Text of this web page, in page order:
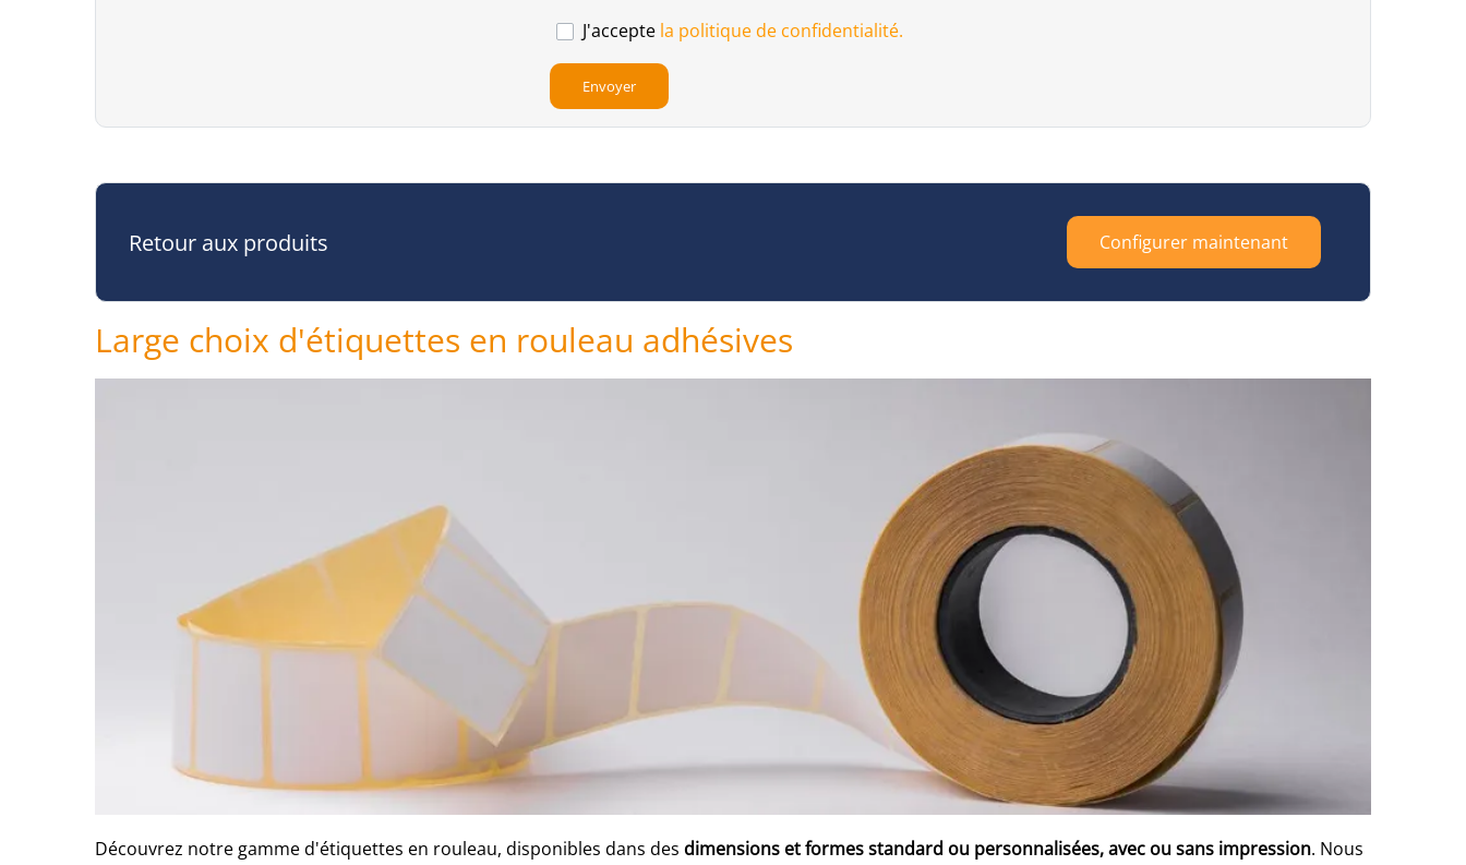
J'accepte la politique de confidentialité.
Retour aux produits Configurer maintenant
Large choix d'étiquettes en rouleau adhésives
Découvrez notre gamme d'étiquettes en rouleau, disponibles dans des dimensions et formes standard ou personnalisées, avec ou sans impression. Nous